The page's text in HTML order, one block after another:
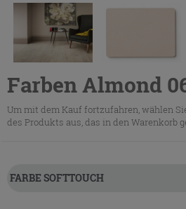
Farben Almond
Um mit dem Kauf fortzufahren, wählen
des Produkts aus, das in den Warenkorb